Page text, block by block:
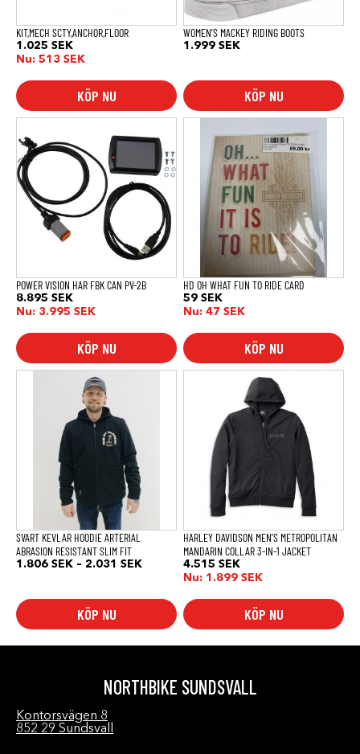
KIT,MECH SCTY,ANCHOR,FLOOR
1.025 SEK
Nu: 513 SEK
KÖP NU
WOMEN’S MACKEY RIDING BOOTS
1.999 SEK
KÖP NU
på
produktsidan
POWER VISION HAR FBK CAN PV-2B
8.895 SEK
Nu: 3.995 SEK
KÖP NU
HD OH WHAT FUN TO RIDE CARD
59 SEK
Nu: 47 SEK
KÖP NU
SVART KEVLAR HOODIE ARTERIAL
ABRASION RESISTANT SLIM FIT
1.806 SEK – 2.031 SEKPrisintervall:
1.806 SEK
2.031 SEK
KÖP NU
varianter.
alternativen
produktsidan
HARLEY DAVIDSON MEN’S METROPOLITAN
MANDARIN COLLAR 3-IN-1 JACKET
4.515 SEK
Nu: 1.899 SEK
KÖP NU
produkten
varianter.
alternativen
väljas
produktsidan
NORTHBIKE SUNDSVALL
Kontorsvägen 8
852 29 Sundsvall